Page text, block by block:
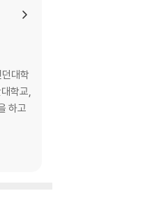
get
wri
for
대학
학교,